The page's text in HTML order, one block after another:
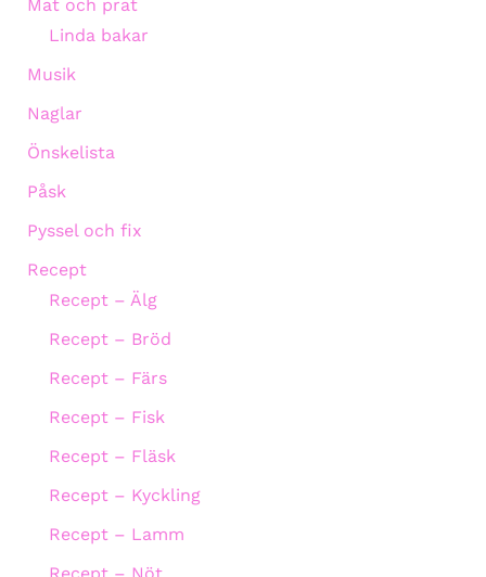
Mat och prat
Linda bakar
Musik
Naglar
Önskelista
Påsk
Pyssel och fix
Recept
Recept – Älg
Recept – Bröd
Recept – Färs
Recept – Fisk
Recept – Fläsk
Recept – Kyckling
Recept – Lamm
Recept – Nöt